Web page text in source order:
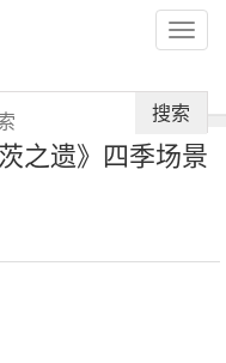
搜索
之遗》四季场景